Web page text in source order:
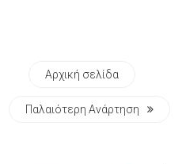
Αρχική σελίδα
Παλαιότερη Ανάρτηση